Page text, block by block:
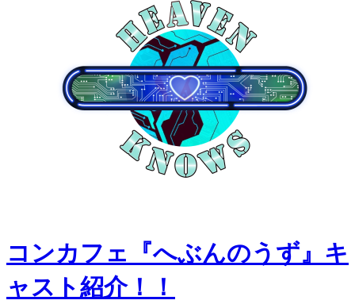
コンカフェ『へぶんのうず』キ
ャスト紹介！！